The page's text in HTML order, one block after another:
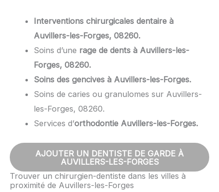
Interventions chirurgicales dentaire à
Auvillers-les-Forges, 08260.
Soins d’une rage de dents à Auvillers-les-
Forges, 08260.
Soins des gencives à Auvillers-les-Forges.
Soins de caries ou granulomes sur Auvillers-
les-Forges, 08260.
Services d’orthodontie Auvillers-les-Forges.
AJOUTER UN DENTISTE DE GARDE À
AUVILLERS-LES-FORGES
Trouver un chirurgien-dentiste dans les villes à
proximité de Auvillers-les-Forges